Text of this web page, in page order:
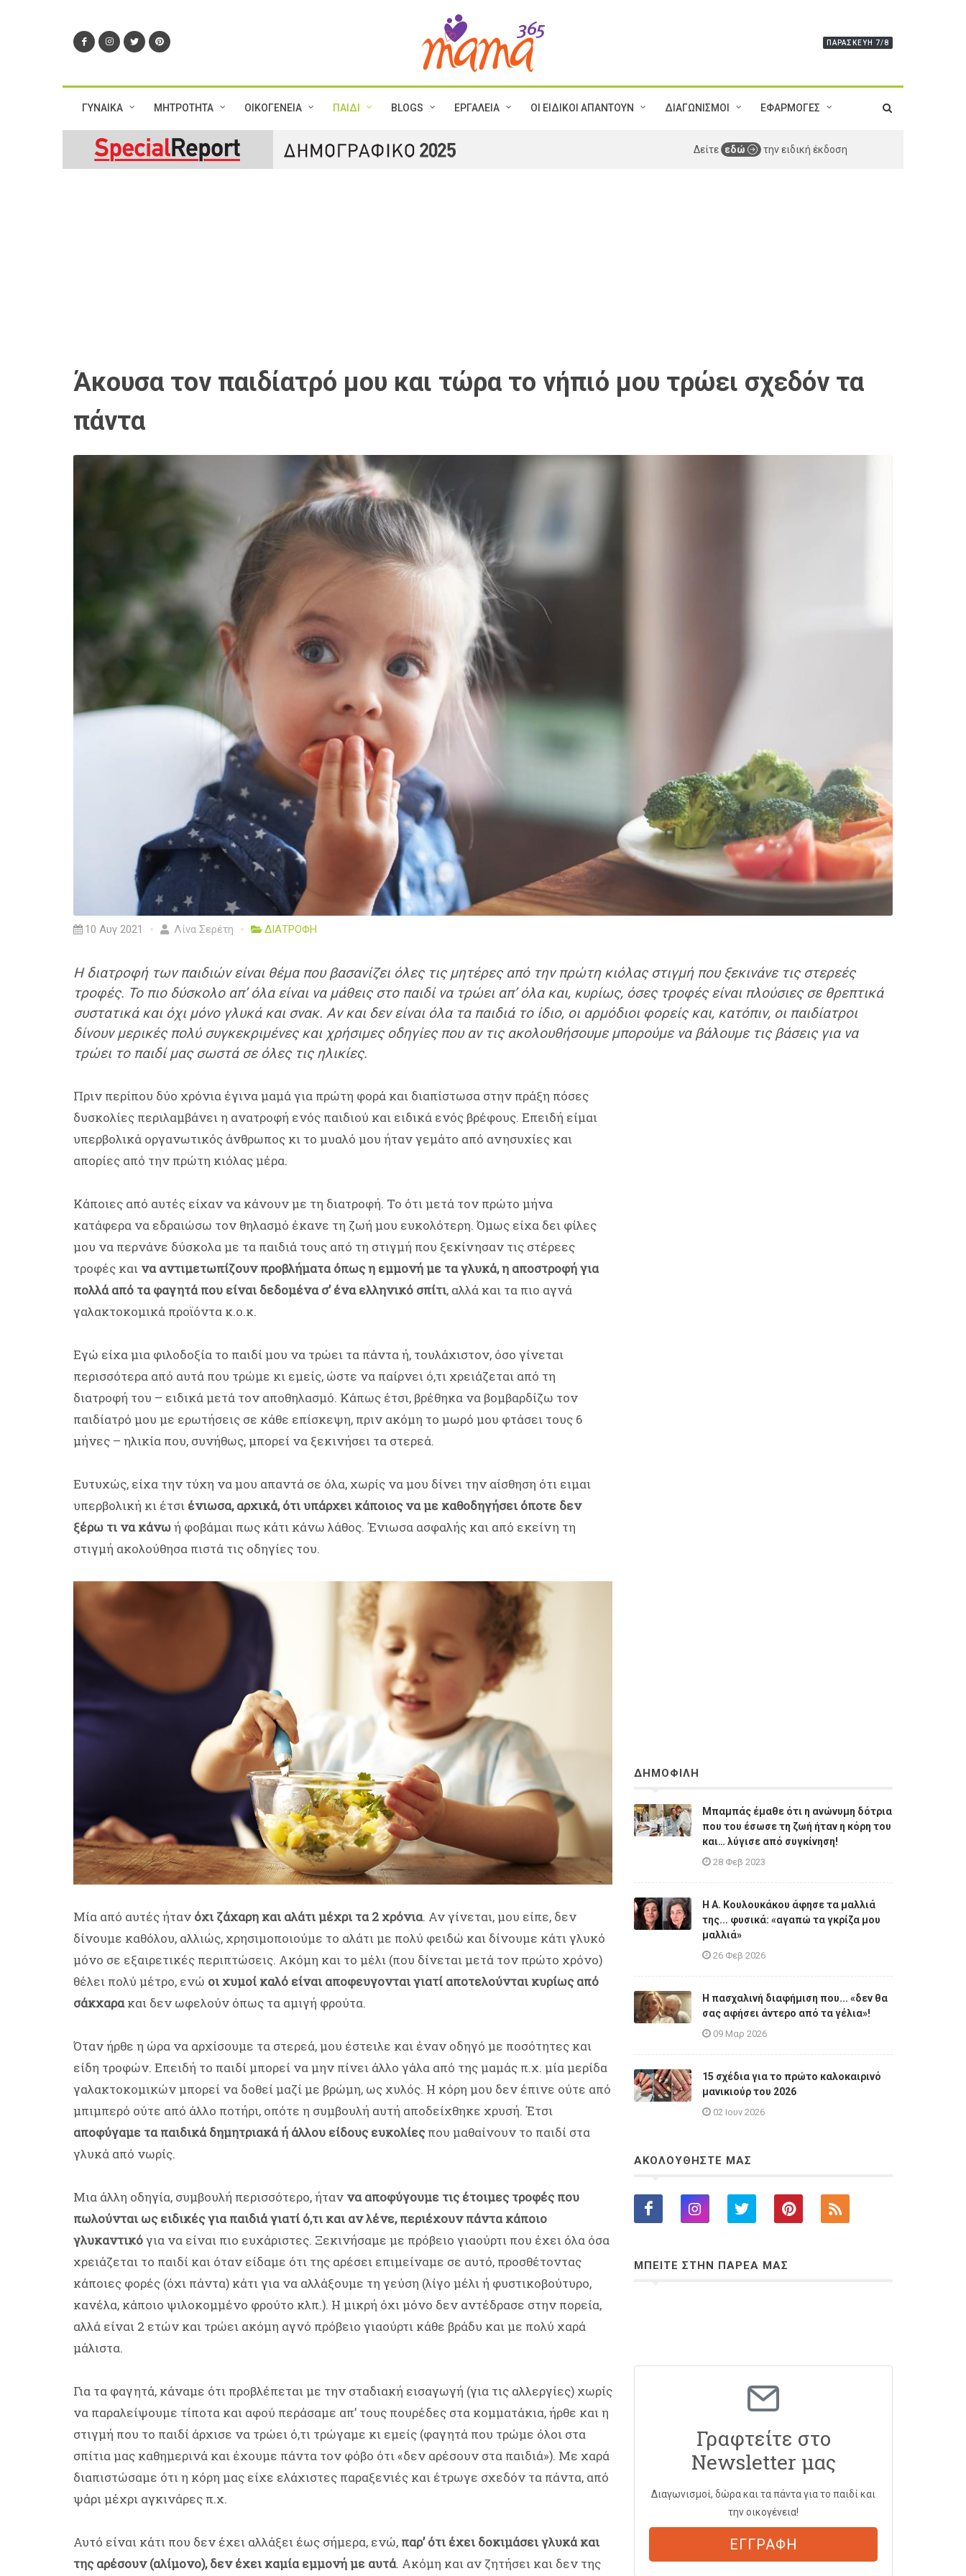
ΠΑΡΑΣΚΕΥΉ 7/8
ΓΥΝΑΙΚΑ ΜΗΤΡΟΤΗΤΑ ΟΙΚΟΓΕΝΕΙΑ ΠΑΙΔΙ BLOGS ΕΡΓΑΛΕΙΑ ΟΙ ΕΙΔΙΚΟΙ ΑΠΑΝΤΟΥΝ ΔΙΑΓΩΝΙΣΜΟΙ ΕΦΑΡΜΟΓΕΣ
Δείτε εδώ την ειδική έκδοση
Άκουσα τον παιδίατρό μου και τώρα το νήπιό μου τρώει σχεδόν τα
πάντα
10 Αυγ 2021 Λίνα Σερέτη ΔΙΑΤΡΟΦΗ
Η διατροφή των παιδιών είναι θέμα που βασανίζει όλες τις μητέρες από την πρώτη κιόλας στιγμή που ξεκινάνε τις στερεές
τροφές. Το πιο δύσκολο απ’ όλα είναι να μάθεις στο παιδί να τρώει απ’ όλα και, κυρίως, όσες τροφές είναι πλούσιες σε θρεπτικά
συστατικά και όχι μόνο γλυκά και σνακ. Αν και δεν είναι όλα τα παιδιά το ίδιο, οι αρμόδιοι φορείς και, κατόπιν, οι παιδίατροι
δίνουν μερικές πολύ συγκεκριμένες και χρήσιμες οδηγίες που αν τις ακολουθήσουμε μπορούμε να βάλουμε τις βάσεις για να
τρώει το παιδί μας σωστά σε όλες τις ηλικίες.
Πριν περίπου δύο χρόνια έγινα μαμά για πρώτη φορά και διαπίστωσα στην πράξη πόσες
δυσκολίες περιλαμβάνει η ανατροφή ενός παιδιού και ειδικά ενός βρέφους. Επειδή είμαι
υπερβολικά οργανωτικός άνθρωπος κι το μυαλό μου ήταν γεμάτο από ανησυχίες και
απορίες από την πρώτη κιόλας μέρα.
Κάποιες από αυτές είχαν να κάνουν με τη διατροφή. Το ότι μετά τον πρώτο μήνα
κατάφερα να εδραιώσω τον θηλασμό έκανε τη ζωή μου ευκολότερη. Όμως είχα δει φίλες
μου να περνάνε δύσκολα με τα παιδιά τους από τη στιγμή που ξεκίνησαν τις στέρεες
τροφές και να αντιμετωπίζουν προβλήματα όπως η εμμονή με τα γλυκά, η αποστροφή για
πολλά από τα φαγητά που είναι δεδομένα σ’ ένα ελληνικό σπίτι, αλλά και τα πιο αγνά
γαλακτοκομικά προϊόντα κ.ο.κ.
Εγώ είχα μια φιλοδοξία το παιδί μου να τρώει τα πάντα ή, τουλάχιστον, όσο γίνεται
περισσότερα από αυτά που τρώμε κι εμείς, ώστε να παίρνει ό,τι χρειάζεται από τη
διατροφή του – ειδικά μετά τον αποθηλασμό. Κάπως έτσι, βρέθηκα να βομβαρδίζω τον
παιδίατρό μου με ερωτήσεις σε κάθε επίσκεψη, πριν ακόμη το μωρό μου φτάσει τους 6
μήνες – ηλικία που, συνήθως, μπορεί να ξεκινήσει τα στερεά.
Ευτυχώς, είχα την τύχη να μου απαντά σε όλα, χωρίς να μου δίνει την αίσθηση ότι ειμαι
υπερβολική κι έτσι ένιωσα, αρχικά, ότι υπάρχει κάποιος να με καθοδηγήσει όποτε δεν
ξέρω τι να κάνωή φοβάμαι πως κάτι κάνω λάθος. Ένιωσα ασφαλής και από εκείνη τη
στιγμή ακολούθησα πιστά τις οδηγίες του.
Μία από αυτές ήταν όχι ζάχαρη και αλάτι μέχρι τα 2 χρόνια. Αν γίνεται, μου είπε, δεν
δίνουμε καθόλου, αλλιώς, χρησιμοποιούμε το αλάτι με πολύ φειδώ και δίνουμε κάτι γλυκό
μόνο σε εξαιρετικές περιπτώσεις. Ακόμη και το μέλι (που δίνεται μετά τον πρώτο χρόνο)
θέλει πολύ μέτρο, ενώ οι χυμοί καλό είναι αποφευγονται γιατί αποτελούνται κυρίως από
σάκχαρακαι δεν ωφελούν όπως τα αμιγή φρούτα.
Όταν ήρθε η ώρα να αρχίσουμε τα στερεά, μου έστειλε και έναν οδηγό με ποσότητες και
είδη τροφών. Επειδή το παιδί μπορεί να μην πίνει άλλο γάλα από της μαμάς π.χ. μία μερίδα
γαλακτοκομικών μπορεί να δοθεί μαζί με βρώμη, ως χυλός. Η κόρη μου δεν έπινε ούτε από
μπιμπερό ούτε από άλλο ποτήρι, οπότε η συμβουλή αυτή αποδείχθηκε χρυσή. Έτσι
αποφύγαμε τα παιδικά δημητριακά ή άλλου είδους ευκολίεςπου μαθαίνουν το παιδί στα
γλυκά από νωρίς.
Μια άλλη οδηγία, συμβουλή περισσότερο, ήταν να αποφύγουμε τις έτοιμες τροφές που
πωλούνται ως ειδικές για παιδιά γιατί ό,τι και αν λένε, περιέχουν πάντα κάποιο
γλυκαντικόγια να είναι πιο ευχάριστες. Ξεκινήσαμε με πρόβειο γιαούρτι που έχει όλα όσα
χρειάζεται το παιδί και όταν είδαμε ότι της αρέσει επιμείναμε σε αυτό, προσθέτοντας
κάποιες φορές (όχι πάντα) κάτι για να αλλάξουμε τη γεύση (λίγο μέλι ή φυστικοβούτυρο,
κανέλα, κάποιο ψιλοκομμένο φρούτο κλπ.). Η μικρή όχι μόνο δεν αντέδρασε στην πορεία,
αλλά είναι 2 ετών και τρώει ακόμη αγνό πρόβειο γιαούρτι κάθε βράδυ και με πολύ χαρά
μάλιστα.
Για τα φαγητά, κάναμε ότι προβλέπεται με την σταδιακή εισαγωγή (για τις αλλεργίες) χωρίς
να παραλείψουμε τίποτα και αφού περάσαμε απ’ τους πουρέδες στα κομματάκια, ήρθε και η
στιγμή που το παιδί άρχισε να τρώει ό,τι τρώγαμε κι εμείς (φαγητά που τρώμε όλοι στα
σπίτια μας καθημερινά και έχουμε πάντα τον φόβο ότι «δεν αρέσουν στα παιδιά»). Με χαρά
διαπιστώσαμε ότι η κόρη μας είχε ελάχιστες παραξενιές και έτρωγε σχεδόν τα πάντα, από
ψάρι μέχρι αγκινάρες π.χ.
Αυτό είναι κάτι που δεν έχει αλλάξει έως σήμερα, ενώ, παρ’ ότι έχει δοκιμάσει γλυκά και
της αρέσουν (αλίμονο), δεν έχει καμία εμμονή με αυτά. Ακόμη και αν ζητήσει και δεν της
ΔΗΜΟΦΙΛΗ
Μπαμπάς έμαθε ότι η ανώνυμη δότρια
που του έσωσε τη ζωή ήταν η κόρη του
και… λύγισε από συγκίνηση!
28 Φεβ 2023
Η A. Κουλουκάκου άφησε τα μαλλιά
της... φυσικά: «αγαπώ τα γκρίζα μου
μαλλιά»
26 Φεβ 2026
Η πασχαλινή διαφήμιση που... «δεν θα
σας αφήσει άντερο από τα γέλια»!
09 Μαρ 2026
15 σχέδια για το πρώτο καλοκαιρινό
μανικιούρ του 2026
02 Ιουν 2026
ΑΚΟΛΟΥΘΗΣΤΕ ΜΑΣ
ΜΠΕΙΤΕ ΣΤΗΝ ΠΑΡΕΑ ΜΑΣ
Γραφτείτε στο
Newsletter μας
Διαγωνισμοί, δώρα και τα πάντα για το παιδί και
την οικογένεια!
ΕΓΓΡΑΦΗ